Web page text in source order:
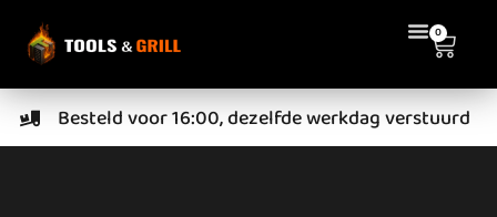
0
Besteld voor 16:00, dezelfde werkdag verstuurd